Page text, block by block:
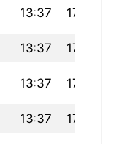
13:37 17:28
13:37 17:27
13:37 17:27
13:37 17:26